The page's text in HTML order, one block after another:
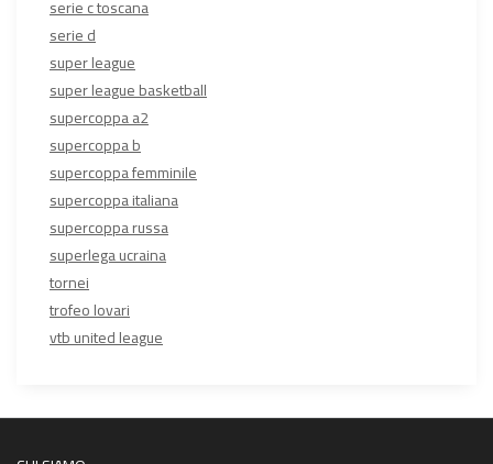
serie c toscana
serie d
super league
super league basketball
supercoppa a2
supercoppa b
supercoppa femminile
supercoppa italiana
supercoppa russa
superlega ucraina
tornei
trofeo lovari
vtb united league